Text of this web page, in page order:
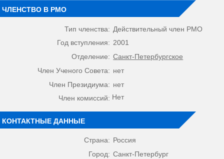
ЧЛЕНСТВО В РМО
Тип членства: Действительный член РМО
Год вступления: 2001
Отделение: Санкт-Петербургское
Член Ученого Совета: нет
Член Президиума: нет
Член комиссий: Нет
КОНТАКТНЫЕ ДАННЫЕ
Страна: Россия
Город: Санкт-Петербург